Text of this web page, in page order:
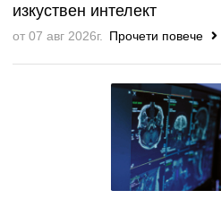
изкуствен интелект
от 07 авг 2026г. Прочети повече